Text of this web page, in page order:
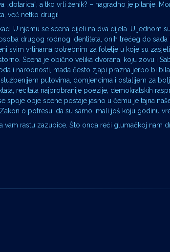
a tko vrli ženik? – nagradno je pitanje.
već netko drugi!
U njemu se scena dijeli na dva dijela. U jednom
drugog rodnog identiteta, onih trećeg do sada
svim vrlinama potrebnim za fotelje u koje su
Scena je obično velika dvorana, koju zovu i
i narodnosti, mada često zjapi prazna jerbo bi bila
putovima, domjencima i ostalijem za
recitala najprobranije poezije, demokratskih
spoje obje scene postaje jasno u čemu je tajna
o potresu, da su samo imali još koju godinu
vam rastu zazubice. Što onda reći glumačkoj nam